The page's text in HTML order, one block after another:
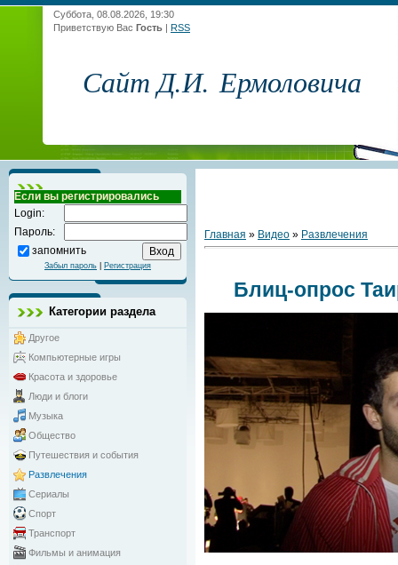
Суббота, 08.08.2026, 19:30
Приветствую Вас Гость | RSS
Сайт Д.И. Ермоловича
Если вы регистрировались
Login:
Пароль:
запомнить
Забыл пароль Регистрация
Категории раздела
Другое
Компьютерные игры
Красота и здоровье
Люди и блоги
Музыка
Общество
Путешествия и события
Развлечения
Сериалы
Спорт
Транспорт
Фильмы и анимация
Главная » Видео » Развлечения
Блиц-опрос